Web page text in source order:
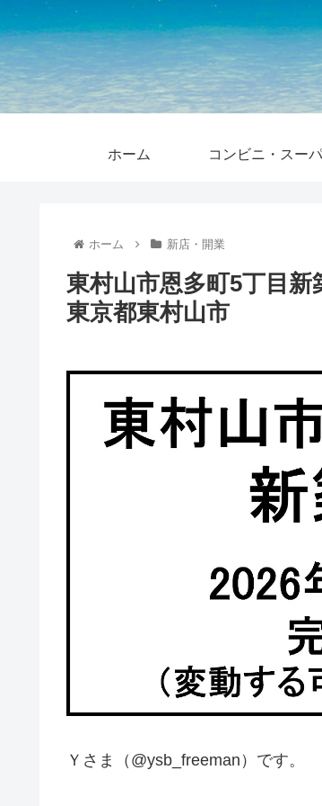
ホーム コンビニ・スー
ホーム 新店・開業
東村山市恩多町5丁目新
東京都東村山市
Ｙさま（@ysb_freeman）です。